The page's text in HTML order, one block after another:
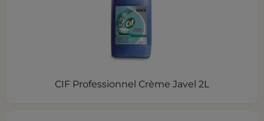
CIF Professionnel Crème Javel 2L